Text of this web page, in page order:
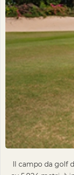
Il campo da golf